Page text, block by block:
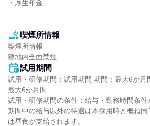
・厚生年金
喫煙所情報
喫煙所情報
敷地内全面禁煙
試用期間
試用・研修期間：試用期間 期間：最大6か月
最大6か月間
試用・研修期間の条件：給与・勤務時間条件
期間中の給与以外の待遇は本採用時と概ね同
は昼食が支給されます。